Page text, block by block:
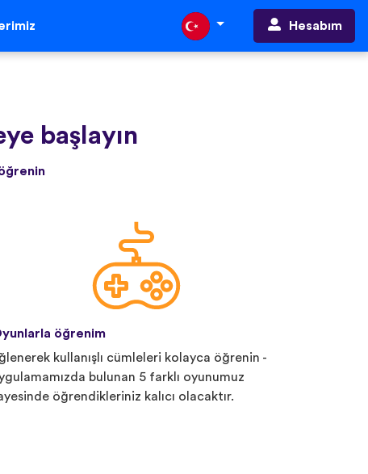
Hesabım
başlayın
öğrenim
kullanışlı cümleleri kolayca öğrenin -
bulunan 5 farklı oyunumuz
öğrendikleriniz kalıcı olacaktır.